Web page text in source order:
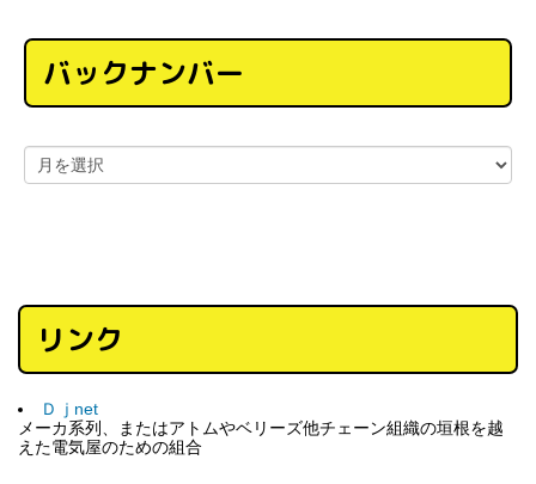
バックナンバー
リンク
Ｄｊnet
メーカ系列、またはアトムやベリーズ他チェーン組織の垣根を越
えた電気屋のための組合